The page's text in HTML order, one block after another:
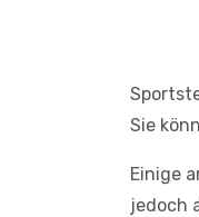
Sie
Einige
jedoch